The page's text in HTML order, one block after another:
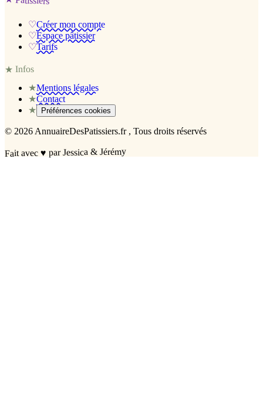
♡Créer mon compte
♡Espace pâtissier
♡Tarifs
★Infos
★Mentions légales
★Contact
★
Préférences cookies
© 2026 AnnuaireDesPatissiers.fr , Tous droits réservés
Fait avec♥ par Jessica & Jérémy